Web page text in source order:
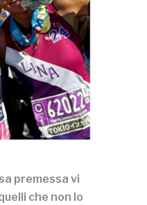
premessa vi
che non lo